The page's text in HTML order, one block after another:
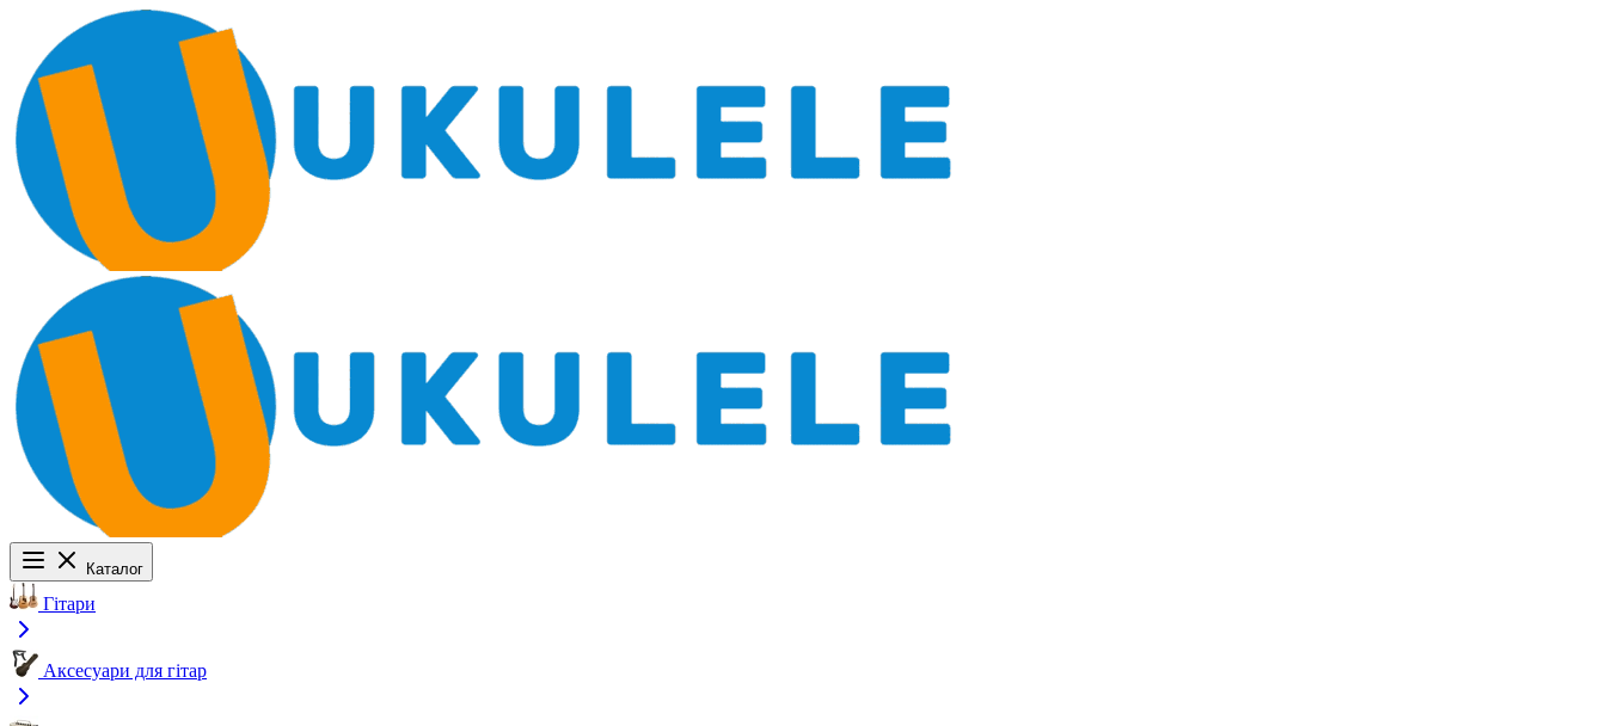
Каталог
Гітари
Аксесуари для гітар